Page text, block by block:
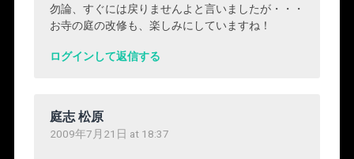
勿論、すぐには戻りませんよと言いましたが・・・
お寺の庭の改修も、楽しみにしていますね！
ログインして返信する
庭志 松原
2009年7月21日 at 18:37